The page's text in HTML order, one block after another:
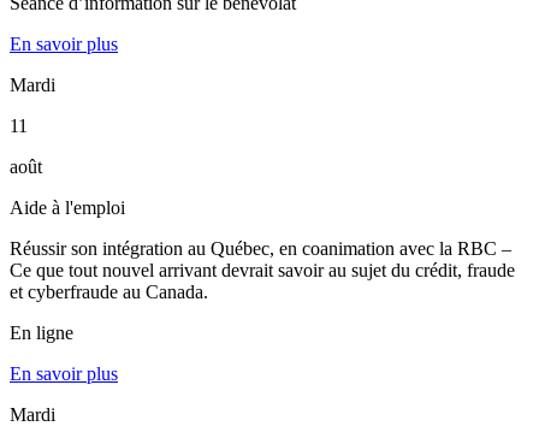
En savoir plus
Mardi
11
août
Aide à l'emploi
Réussir son intégration au Québec, en coanimation avec la RBC –
Ce que tout nouvel arrivant devrait savoir au sujet du crédit, fraude
et cyberfraude au Canada.
En ligne
En savoir plus
Mardi